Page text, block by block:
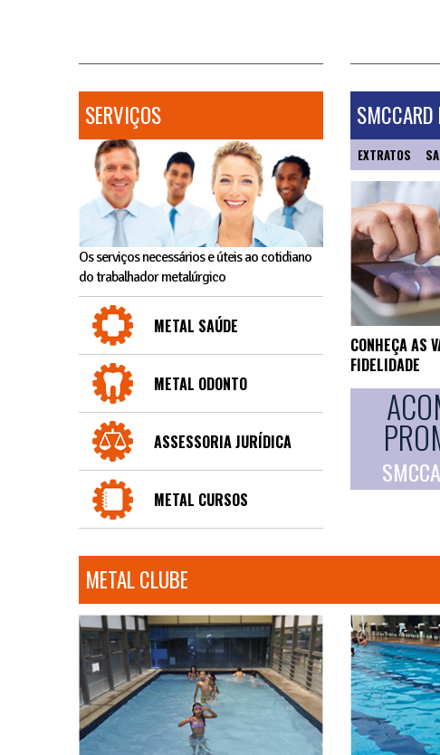
SERVIÇOS
Os serviços necessários e úteis ao cotidiano
do trabalhador metalúrgico
METAL SAÚDE
METAL ODONTO
ASSESSORIA JURÍDICA
METAL CURSOS
SMCCARD
EXTRATOS
CONHEÇA AS
FIDELIDADE
METAL CLUBE